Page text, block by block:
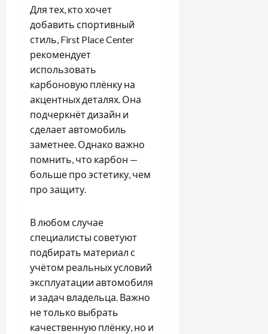
Для тех, кто хочет
добавить спортивный
стиль, First Place Center
рекомендует
использовать
карбоновую плёнку на
акцентных деталях. Она
подчеркнёт дизайн и
сделает автомобиль
заметнее. Однако важно
помнить, что карбон —
больше про эстетику, чем
про защиту.
В любом случае
специалисты советуют
подбирать материал с
учётом реальных условий
эксплуатации автомобиля
и задач владельца. Важно
не только выбрать
качественную плёнку, но и